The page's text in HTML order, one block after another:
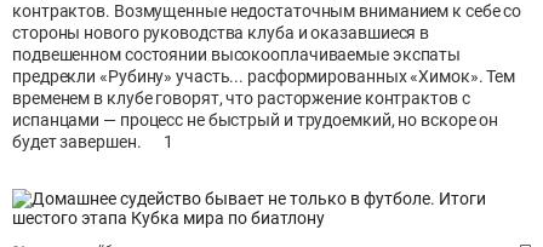
контрактов. Возмущенные недостаточным вниманием к себе со
стороны нового руководства клуба и оказавшиеся в
подвешенном состоянии высокооплачиваемые экспаты
предрекли «Рубину» участь... расформированных «Химок». Тем
временем в клубе говорят, что расторжение контрактов с
испанцами — процесс не быстрый и трудоемкий, но вскоре он
будет завершен.
1